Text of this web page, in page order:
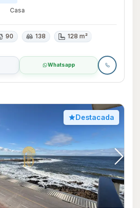
Casa
90 138 128 m²
Whatsapp
Destacada